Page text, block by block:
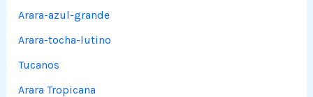
Arara-azul-grande
Arara-tocha-lutino
Tucanos
Arara Tropicana